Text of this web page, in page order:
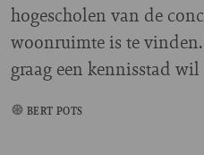
hogescholen van de
woonruimte is te
graag een kennisstad wil
BERT POTS